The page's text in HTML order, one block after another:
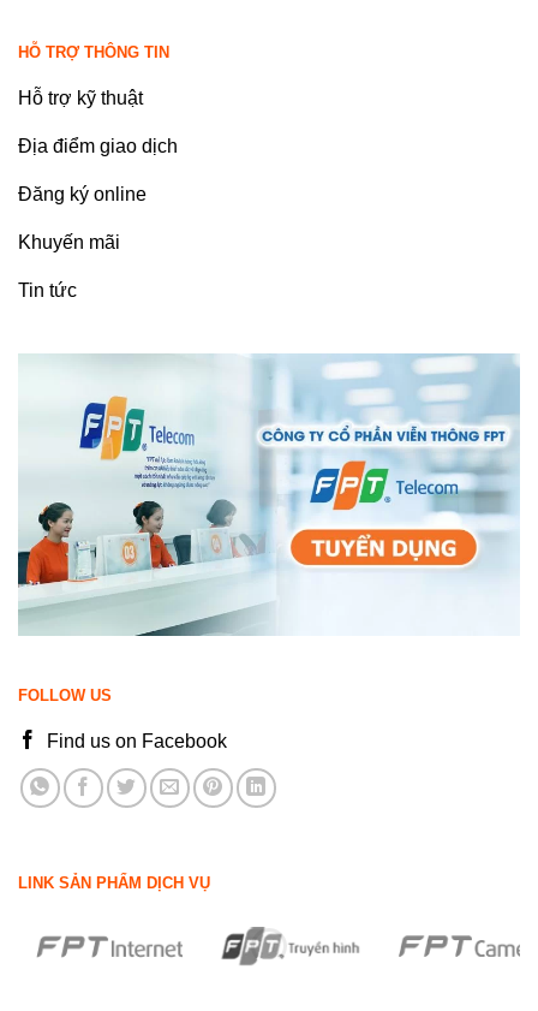
HỖ TRỢ THÔNG TIN
Hỗ trợ kỹ thuật
Địa điểm giao dịch
Đăng ký online
Khuyến mãi
Tin tức
FOLLOW US
Find us on Facebook
LINK SẢN PHẨM DỊCH VỤ